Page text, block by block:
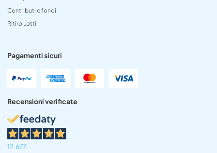
Contributi e fondi
Ritiro Lotti
Pagamenti sicuri
Recensioni verificate
12.677